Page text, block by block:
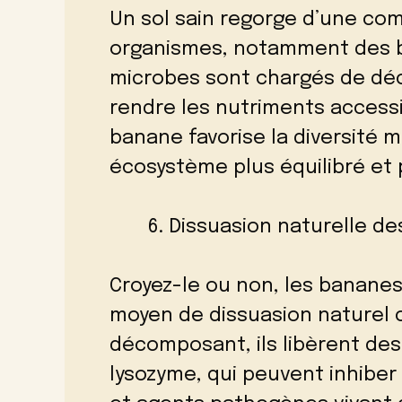
Un sol sain regorge d’une
organismes, notamment des
microbes sont chargés de
rendre les nutriments
banane favorise la diversité
écosystème plus équilibré
Dissuasion naturelle
Croyez-le ou non, les
moyen de dissuasion naturel
décomposant, ils libèrent
lysozyme, qui peuvent